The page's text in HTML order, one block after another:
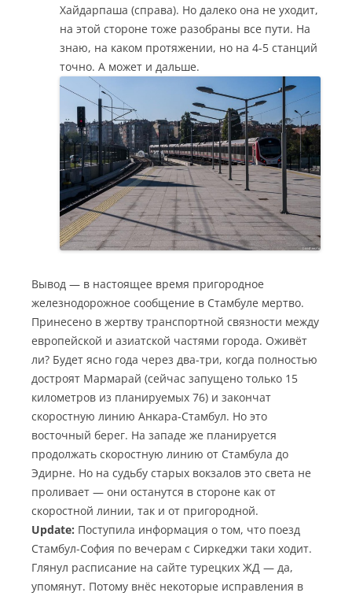
Хайдарпаша (справа). Но далеко она не уходит,
на этой стороне тоже разобраны все пути. На
знаю, на каком протяжении, но на 4-5 станций
точно. А может и дальше.
Вывод — в настоящее время пригородное
железнодорожное сообщение в Стамбуле мертво.
Принесено в жертву транспортной связности между
европейской и азиатской частями города. Оживёт
ли? Будет ясно года через два-три, когда полностью
достроят Мармарай (сейчас запущено только 15
километров из планируемых 76) и закончат
скоростную линию Анкара-Стамбул. Но это
восточный берег. На западе же планируется
продолжать скоростную линию от Стамбула до
Эдирне. Но на судьбу старых вокзалов это света не
проливает — они останутся в стороне как от
скоростной линии, так и от пригородной.
Update: Поступила информация о том, что поезд
Стамбул-София по вечерам с Сиркеджи таки ходит.
Глянул расписание на сайте турецких ЖД — да,
упомянут. Потому внёс некоторые исправления в